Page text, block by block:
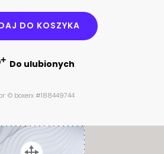
DO KOSZYKA
Do ulubionych
© boxerx #188449744